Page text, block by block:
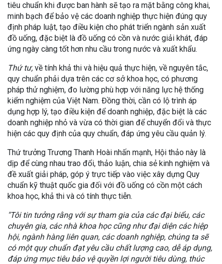
tiêu chuẩn khi được ban hành sẽ tạo ra mặt bằng công khai,
minh bạch để bảo vệ các doanh nghiệp thực hiện đúng quy
định pháp luật, tạo điều kiện cho phát triển ngành sản xuất
đồ uống, đặc biệt là đồ uống có cồn và nước giải khát, đáp
ứng ngày càng tốt hơn nhu cầu trong nước và xuất khẩu.
Thứ tư, về tính khả thi và hiệu quả thực hiện, về nguyên tắc,
quy chuẩn phải dựa trên các cơ sở khoa học, có phương
pháp thử nghiệm, đo lường phù hợp với năng lực hệ thống
kiểm nghiệm của Việt Nam. Đồng thời, cần có lộ trình áp
dụng hợp lý, tạo điều kiện để doanh nghiệp, đặc biệt là các
doanh nghiệp nhỏ và vừa có thời gian để chuyển đổi và thực
hiện các quy định của quy chuẩn, đáp ứng yêu cầu quản lý.
Thứ trưởng Trương Thanh Hoài nhấn mạnh, Hội thảo này là
dịp để cùng nhau trao đổi, thảo luận, chia sẻ kinh nghiệm và
đề xuất giải pháp, góp ý trực tiếp vào việc xây dựng Quy
chuẩn kỹ thuật quốc gia đối với đồ uống có cồn một cách
khoa học, khả thi và có tính thực tiễn.
"Tôi tin tưởng rằng với sự tham gia của các đại biểu, các
chuyên gia, các nhà khoa học cũng như đại diện các hiệp
hội, ngành hàng liên quan, các doanh nghiệp, chúng ta sẽ
có một quy chuẩn đạt yêu cầu chất lượng cao, dễ áp dụng,
đáp ứng mục tiêu bảo vệ quyền lợi người tiêu dùng, thúc